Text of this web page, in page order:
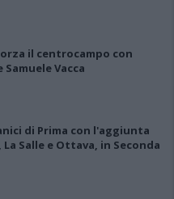
il centrocampo con
Vacca
di Prima con l'aggiunta
Salle e Ottava, in Seconda